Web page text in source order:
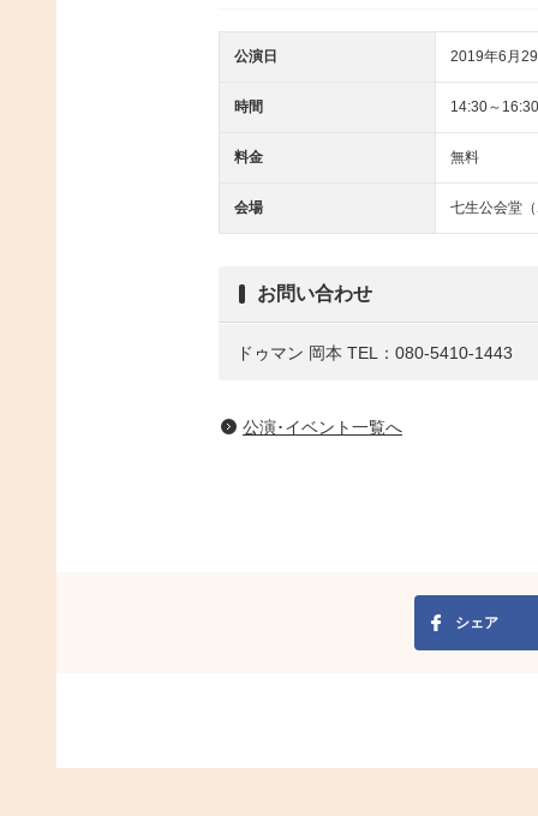
公演日 2019年6月
時間 14:30～16:30
料金 無料
会場 七生公会堂（
お問い合わせ
ドゥマン 岡本 TEL：080-5410-1443
公演･イベント一覧へ
シェア